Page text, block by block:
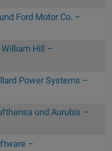
Ford Motor Co. –
William Hill –
Power Systems –
und Aurubis –
–